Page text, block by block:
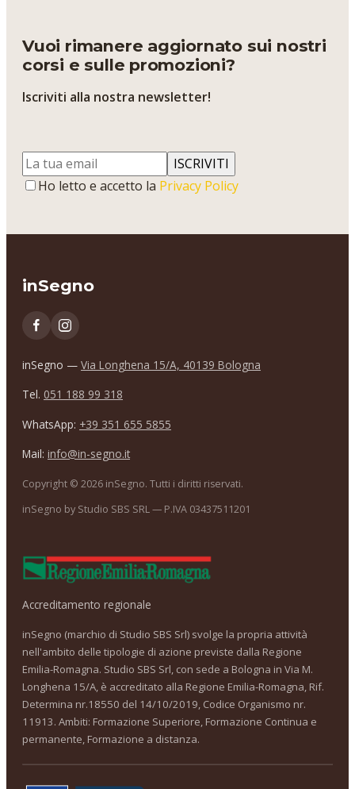
Vuoi rimanere aggiornato sui nostri
corsi e sulle promozioni?
Iscriviti alla nostra newsletter!
ISCRIVITI
Ho letto e accetto la Privacy Policy
inSegno
inSegno — Via Longhena 15/A, 40139 Bologna
Tel. 051 188 99 318
WhatsApp: +39 351 655 5855
Mail: info@in-segno.it
Copyright © 2026 inSegno. Tutti i diritti riservati.
inSegno by Studio SBS SRL — P.IVA 03437511201
Accreditamento regionale
inSegno (marchio di Studio SBS Srl) svolge la propria attività
nell'ambito delle tipologie di azione previste dalla Regione
Emilia-Romagna. Studio SBS Srl, con sede a Bologna in Via M.
Longhena 15/A, è accreditato alla Regione Emilia-Romagna, Rif.
Determina nr.18550 del 14/10/2019, Codice Organismo nr.
11913. Ambiti: Formazione Superiore, Formazione Continua e
permanente, Formazione a distanza.